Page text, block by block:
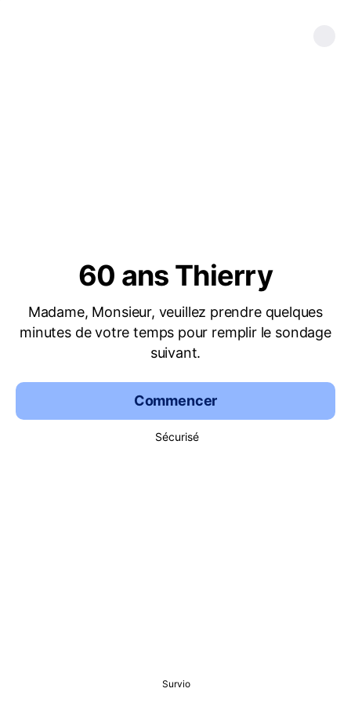
60 ans Thierry
Madame, Monsieur, veuillez prendre quelques
minutes de votre temps pour remplir le sondage
suivant.
Commencer
Sécurisé
Survio